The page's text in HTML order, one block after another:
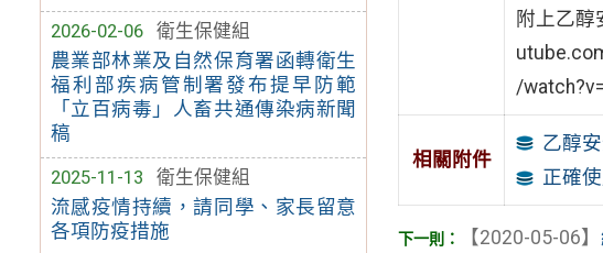
2026-02-06
衛生保健組
農業部林業及自然保育署函轉衛生
福利部疾病管制署發布提早防範
「立百病毒」人畜共通傳染病新聞
稿
2025-11-13
衛生保健組
流感疫情持續，請同學、家長留意
各項防疫措施
附上乙醇
/
相關附件
乙醇
正確
【2020-05-06】